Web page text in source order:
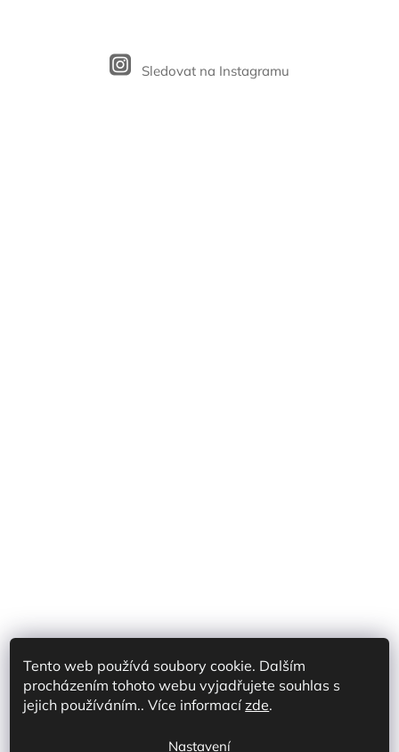
Tento web používá soubory cookie. Dalším
procházením tohoto webu vyjadřujete souhlas s
jejich používáním.. Více informacízde.
Nastavení
Sledovat na Instagramu
Shoptet Partner CZ
Shoptet Partner SK
Prodej na marketplace CZ/SK